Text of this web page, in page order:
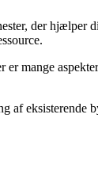
der hjælper
mange
af eksisterende